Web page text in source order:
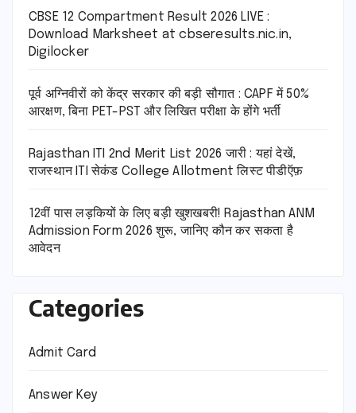
CBSE 12 Compartment Result 2026 LIVE :
Download Marksheet at cbseresults.nic.in,
Digilocker
पूर्व अग्निवीरों को केंद्र सरकार की बड़ी सौगात : CAPF में 50%
आरक्षण, बिना PET-PST और लिखित परीक्षा के होंगे भर्ती
Rajasthan ITI 2nd Merit List 2026 जारी : यहां देखें,
राजस्थान ITI सेकंड College Allotment लिस्ट पीडीऍफ़
12वीं पास लड़कियों के लिए बड़ी खुशखबरी! Rajasthan ANM
Admission Form 2026 शुरू, जानिए कौन कर सकता है
आवेदन
Categories
Admit Card
Answer Key